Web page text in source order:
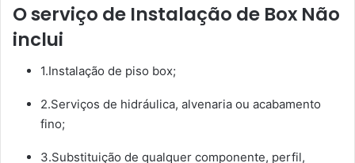
O serviço de Instalação de Box Não
inclui
1.Instalação de piso box;
2.Serviços de hidráulica, alvenaria ou acabamento
fino;
3.Substituição de qualquer componente, perfil,